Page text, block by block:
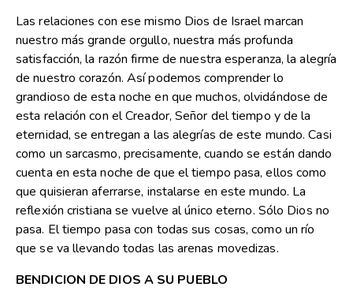
Las relaciones con ese mismo Dios de Israel marcan
nuestro más grande orgullo, nuestra más profunda
satisfacción, la razón firme de nuestra esperanza, la alegría
de nuestro corazón. Así podemos comprender lo
grandioso de esta noche en que muchos, olvidándose de
esta relación con el Creador, Señor del tiempo y de la
eternidad, se entregan a las alegrías de este mundo. Casi
como un sarcasmo, precisamente, cuando se están dando
cuenta en esta noche de que el tiempo pasa, ellos como
que quisieran aferrarse, instalarse en este mundo. La
reflexión cristiana se vuelve al único eterno. Sólo Dios no
pasa. El tiempo pasa con todas sus cosas, como un río
que se va llevando todas las arenas movedizas.
BENDICION DE DIOS A SU PUEBLO